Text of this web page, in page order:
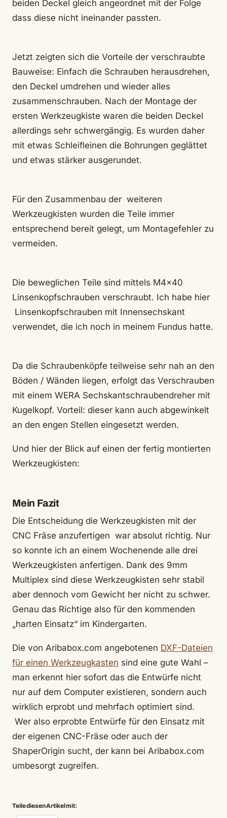
beiden Deckel gleich angeordnet mit der Folge
dass diese nicht ineinander passten.
Jetzt zeigten sich die Vorteile der verschraubte
Bauweise: Einfach die Schrauben herausdrehen,
den Deckel umdrehen und wieder alles
zusammenschrauben. Nach der Montage der
ersten Werkzeugkiste waren die beiden Deckel
allerdings sehr schwergängig. Es wurden daher
mit etwas Schleifleinen die Bohrungen geglättet
und etwas stärker ausgerundet.
Für den Zusammenbau der weiteren
Werkzeugkisten wurden die Teile immer
entsprechend bereit gelegt, um Montagefehler zu
vermeiden.
Die beweglichen Teile sind mittels M4x40
Linsenkopfschrauben verschraubt. Ich habe hier
Linsenkopfschrauben mit Innensechskant
verwendet, die ich noch in meinem Fundus hatte.
Da die Schraubenköpfe teilweise sehr nah an den
Böden / Wänden liegen, erfolgt das Verschrauben
mit einem WERA Sechskantschraubendreher mit
Kugelkopf. Vorteil: dieser kann auch abgewinkelt
an den engen Stellen eingesetzt werden.
Und hier der Blick auf einen der fertig montierten
Werkzeugkisten:
Mein Fazit
Die Entscheidung die Werkzeugkisten mit der
CNC Fräse anzufertigen war absolut richtig. Nur
so konnte ich an einem Wochenende alle drei
Werkzeugkisten anfertigen. Dank des 9mm
Multiplex sind diese Werkzeugkisten sehr stabil
aber dennoch vom Gewicht her nicht zu schwer.
Genau das Richtige also für den kommenden
„harten Einsatz“ im Kindergarten.
Die von Aribabox.com angebotenen DXF-Dateien
für einen Werkzeugkasten sind eine gute Wahl –
man erkennt hier sofort das die Entwürfe nicht
nur auf dem Computer existieren, sondern auch
wirklich erprobt und mehrfach optimiert sind.
Wer also erprobte Entwürfe für den Einsatz mit
der eigenen CNC-Fräse oder auch der
ShaperOrigin sucht, der kann bei Aribabox.com
umbesorgt zugreifen.
Teile diesen Artikel mit: